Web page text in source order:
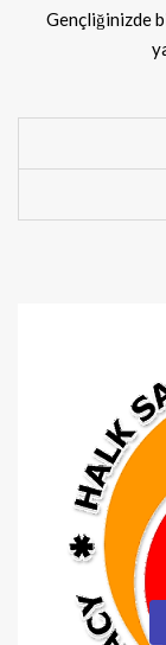
Gençliğinizde